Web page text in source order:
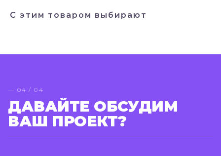
С этим товаром выбирают
— 04 / 04
ДАВАЙТЕ ОБСУДИМ
ВАШ ПРОЕКТ?